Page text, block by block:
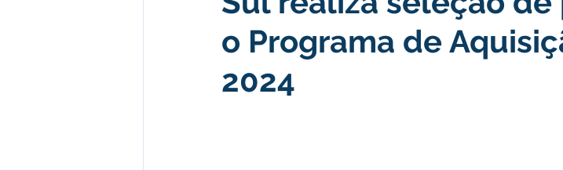
Desenvolvimento econômico e turismo Transporte, Trânsito e
o Programa de
2024